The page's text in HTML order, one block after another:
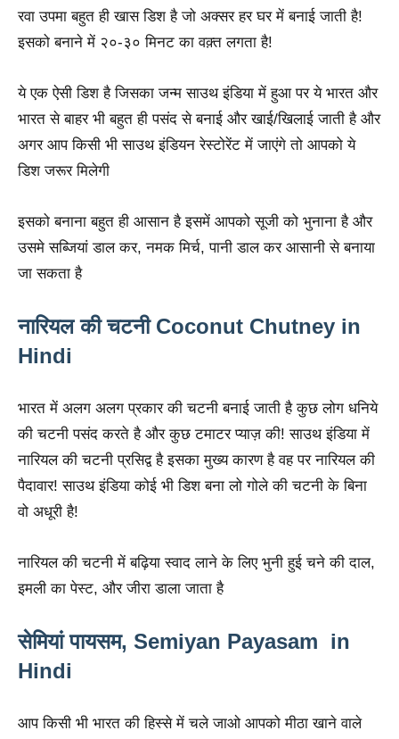
रवा उपमा बहुत ही खास डिश है जो अक्सर हर घर में बनाई जाती है!
इसको बनाने में २०-३० मिनट का वक़्त लगता है!
ये एक ऐसी डिश है जिसका जन्म साउथ इंडिया में हुआ पर ये भारत और
भारत से बाहर भी बहुत ही पसंद से बनाई और खाई/खिलाई जाती है और
अगर आप किसी भी साउथ इंडियन रेस्टोरेंट में जाएंगे तो आपको ये
डिश जरूर मिलेगी
इसको बनाना बहुत ही आसान है इसमें आपको सूजी को भुनाना है और
उसमे सब्जियां डाल कर, नमक मिर्च, पानी डाल कर आसानी से बनाया
जा सकता है
नारियल की चटनी Coconut Chutney in
Hindi
भारत में अलग अलग प्रकार की चटनी बनाई जाती है कुछ लोग धनिये
की चटनी पसंद करते है और कुछ टमाटर प्याज़ की! साउथ इंडिया में
नारियल की चटनी प्रसिद्व है इसका मुख्य कारण है वह पर नारियल की
पैदावार! साउथ इंडिया कोई भी डिश बना लो गोले की चटनी के बिना
वो अधूरी है!
नारियल की चटनी में बढ़िया स्वाद लाने के लिए भुनी हुई चने की दाल,
इमली का पेस्ट, और जीरा डाला जाता है
सेमियां पायसम, Semiyan Payasam in
Hindi
आप किसी भी भारत की हिस्से में चले जाओ आपको मीठा खाने वाले